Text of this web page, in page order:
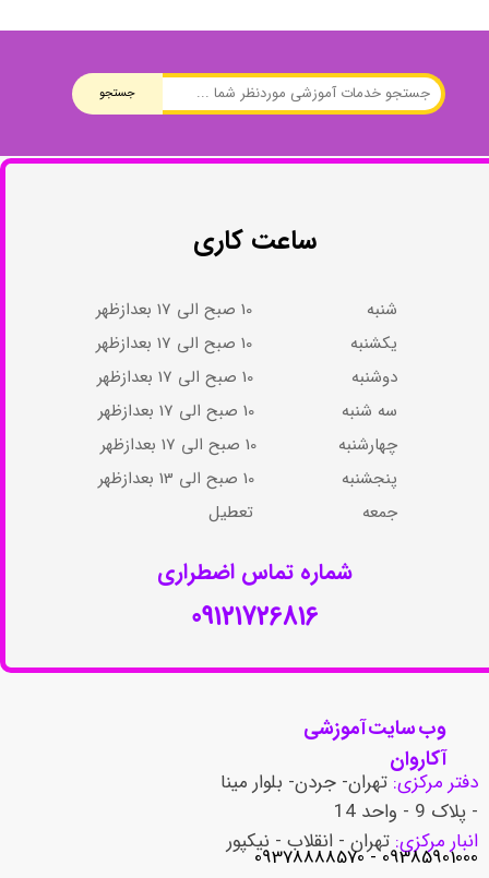
جستجو
ساعت کاری
شماره تماس اضطراری​​​​​​​
09121726816
شنبه 10 صبح الی 17 بعدازظهر
یکشنبه 10 صبح الی 17 بعدازظهر
دوشنبه 10 صبح الی 17 بعدازظهر
سه شنبه 10 صبح الی 17 بعدازظهر
چهارشنبه 10 صبح الی 17 بعدازظهر​​​​​​​
پنجشنبه 10 صبح الی 13 بعدازظهر​​​​​​​
جمعه تعطیل​​​​​​​​​​​​​​​​​​​​​
دفتر مرکزی: تهران- جردن- بلوار مینا
- پلاک 9 - واحد 14
انبار مرکزی: تهران - انقلاب - نیکپور
​​​​​​​09385901000 - 09378888570
وب سایت آموزشی
آکاروان